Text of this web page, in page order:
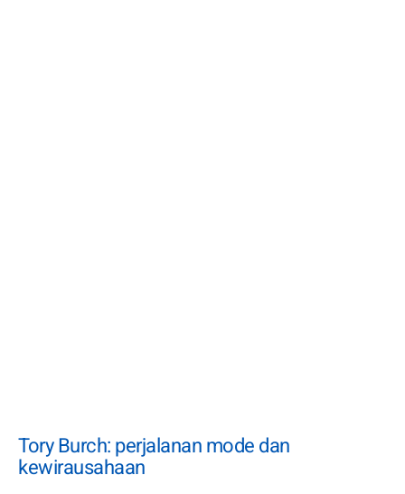
Tory Burch: perjalanan mode dan
kewirausahaan